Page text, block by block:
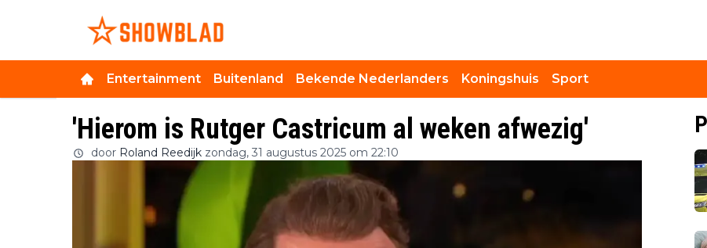
Entertainment Buitenland Bekende Nederlanders Koningshuis Sport
'Hierom is Rutger Castricum al weken afwezig'
door Roland Reedijk zondag, 31 augustus 2025 om 22:10